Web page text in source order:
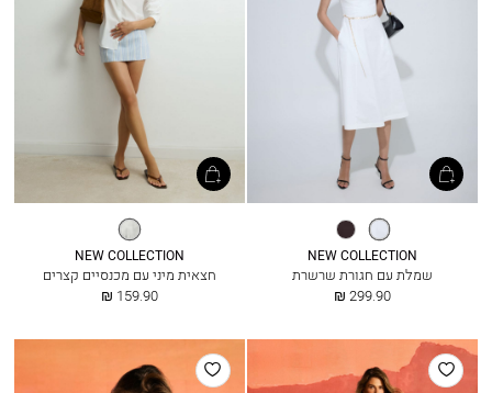
אופוויטחום
כהה
NEW COLLECTION
שמלת עם חגורת שרשרת
החל
299.90 ₪
מיד
בלו
פסים
NEW COLLECTION
חצאית מיני עם מכנסיים קצרים
החל
159.90 ₪
הוסף
למועדפים
הוסף
למועדפים